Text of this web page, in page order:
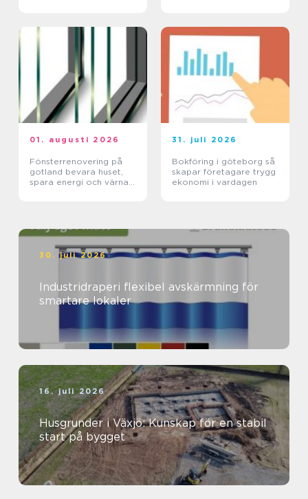
01. augusti 2026
Fönsterrenovering på
gotland bevara huset,
spara energi och värna
31. juli 2026
Bokföring i göteborg så
skapar företagare trygg
ekonomi i vardagen
30. juli 2026
Industridraperi flexibel avskärmning för
smartare lokaler
16. juli 2026
Husgrunder i Växjö: Kunskap för en stabil
start på bygget